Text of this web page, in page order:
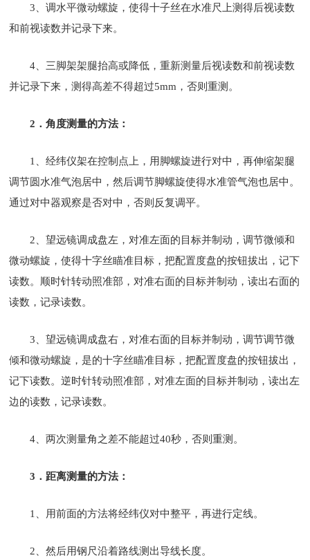
3、调水平微动螺旋，使得十子丝在水准尺上测得后视读数
和前视读数并记录下来。
4、三脚架架腿抬高或降低，重新测量后视读数和前视读数
并记录下来，测得高差不得超过5mm，否则重测。
2．角度测量的方法：
1、经纬仪架在控制点上，用脚螺旋进行对中，再伸缩架腿
调节圆水准气泡居中，然后调节脚螺旋使得水准管气泡也居中。
通过对中器观察是否对中，否则反复调平。
2、望远镜调成盘左，对准左面的目标并制动，调节微倾和
微动螺旋，使得十字丝瞄准目标，把配置度盘的按钮拔出，记下
读数。顺时针转动照准部，对准右面的目标并制动，读出右面的
读数，记录读数。
3、望远镜调成盘右，对准右面的目标并制动，调节调节微
倾和微动螺旋，是的十字丝瞄准目标，把配置度盘的按钮拔出，
记下读数。逆时针转动照准部，对准左面的目标并制动，读出左
边的读数，记录读数。
4、两次测量角之差不能超过40秒，否则重测。
3．距离测量的方法：
1、用前面的方法将经纬仪对中整平，再进行定线。
2、然后用钢尺沿着路线测出导线长度。